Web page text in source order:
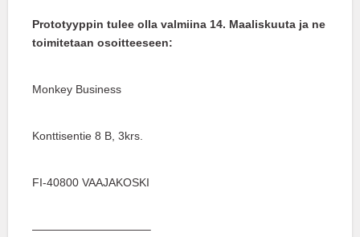
Prototyyppin tulee olla valmiina 14. Maaliskuuta ja ne
toimitetaan osoitteeseen:
Monkey Business
Konttisentie 8 B, 3krs.
FI-40800 VAAJAKOSKI
——————————–